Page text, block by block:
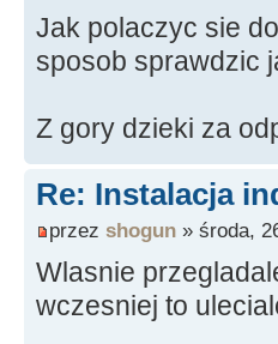
Jak polaczyc sie
sposob sprawdzic
Z gory dzieki za
Re: Instalacja
przez shogun » środa,
Wlasnie
wczesniej to